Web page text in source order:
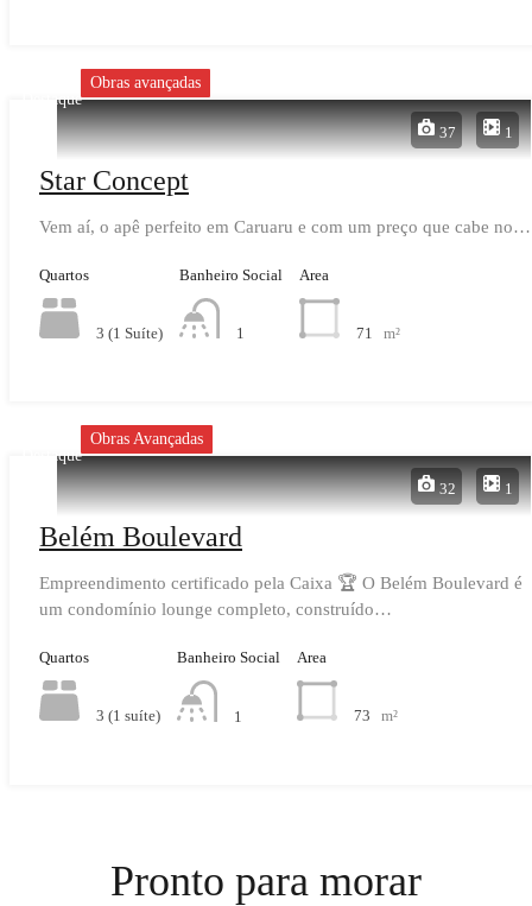
Destaque
37
1
Obras avançadas
Star Concept
Vem aí, o apê perfeito em Caruaru e com um preço que cabe no…
Quartos
3 (1 Suíte)
Banheiro Social
1
Area
71 m²
Destaque
32
1
Obras Avançadas
Belém Boulevard
Empreendimento certificado pela Caixa 🏆 O Belém Boulevard é
um condomínio lounge completo, construído…
Quartos
3 (1 suíte)
Banheiro Social
1
Area
73 m²
Pronto para morar